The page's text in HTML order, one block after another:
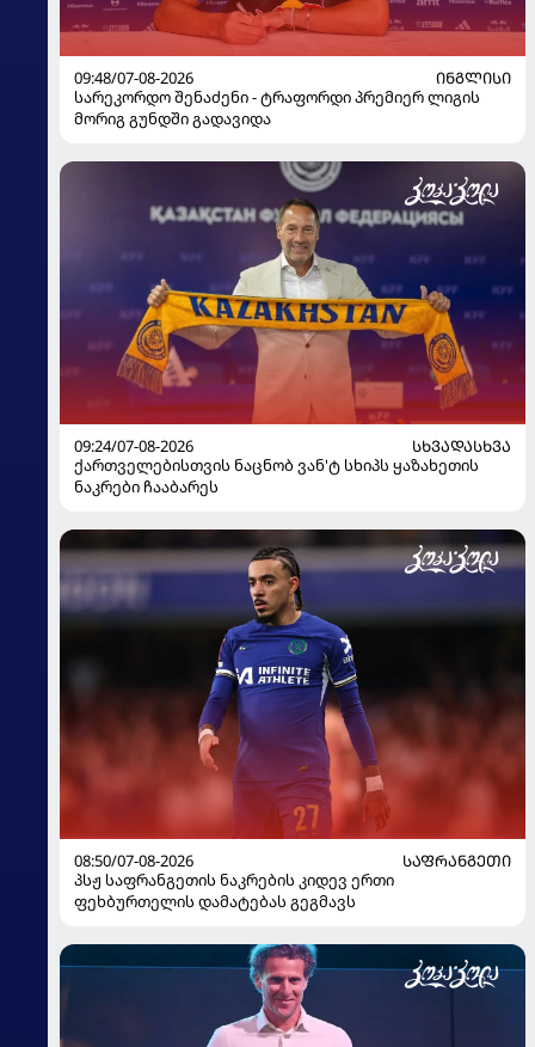
09:48/07-08-2026
ᲘᲜᲒᲚᲘᲡᲘ
სარეკორდო შენაძენი - ტრაფორდი პრემიერ ლიგის
მორიგ გუნდში გადავიდა
09:24/07-08-2026
ᲡᲮᲕᲐᲓᲐᲡᲮᲕᲐ
ქართველებისთვის ნაცნობ ვან'ტ სხიპს ყაზახეთის
ნაკრები ჩააბარეს
08:50/07-08-2026
ᲡᲐᲤᲠᲐᲜᲒᲔᲗᲘ
პსჟ საფრანგეთის ნაკრების კიდევ ერთი
ფეხბურთელის დამატებას გეგმავს